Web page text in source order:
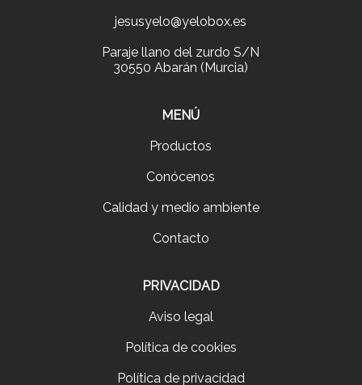
jesusyelo@yelobox.es
Paraje llano del zurdo S/N
30550 Abarán (Murcia)
MENÚ
Productos
Conócenos
Calidad y medio ambiente
Contacto
PRIVACIDAD
Aviso legal
Política de cookies
Política de privacidad